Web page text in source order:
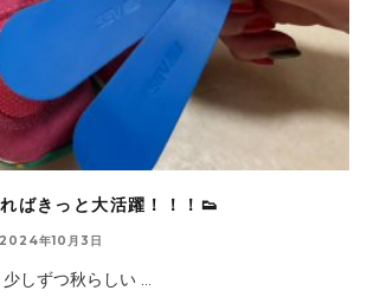
ばきっと大活躍！！！👟
2024年10月3日
しずつ秋らしい